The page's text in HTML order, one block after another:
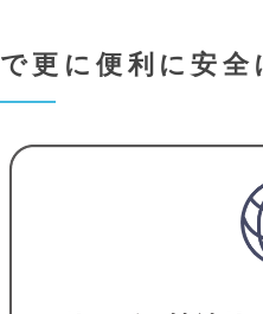
更に便利に安全